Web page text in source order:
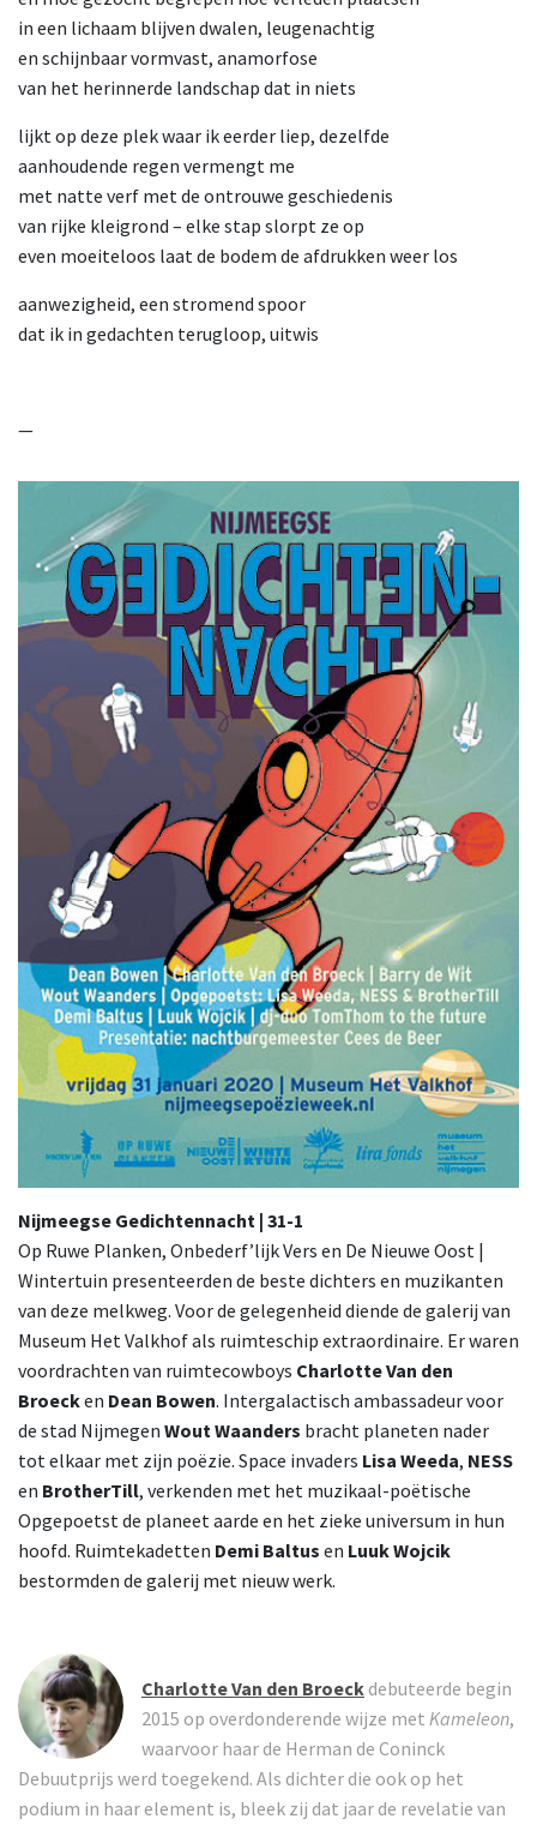
in een lichaam blijven dwalen, leugenachtig
en schijnbaar vormvast, anamorfose
van het herinnerde landschap dat in niets
lijkt op deze plek waar ik eerder liep, dezelfde
aanhoudende regen vermengt me
met natte verf met de ontrouwe geschiedenis
van rijke kleigrond – elke stap slorpt ze op
even moeiteloos laat de bodem de afdrukken weer los
aanwezigheid, een stromend spoor
dat ik in gedachten terugloop, uitwis
—
Nijmeegse Gedichtennacht | 31-1
Op Ruwe Planken, Onbederf’lijk Vers en De Nieuwe Oost |
Wintertuin presenteerden de beste dichters en muzikanten
van deze melkweg. Voor de gelegenheid diende de galerij van
Museum Het Valkhof als ruimteschip extraordinaire. Er waren
voordrachten van ruimtecowboys Charlotte Van den
Broecken Dean Bowen. Intergalactisch ambassadeur voor
de stad Nijmegen Wout Waanders bracht planeten nader
tot elkaar met zijn poëzie. Space invaders Lisa Weeda, NESS
en BrotherTill, verkenden met het muzikaal-poëtische
Opgepoetst de planeet aarde en het zieke universum in hun
hoofd. Ruimtekadetten Demi Baltus en Luuk Wojcik
bestormden de galerij met nieuw werk.
Charlotte Van den Broeck debuteerde begin
2015 op overdonderende wijze met Kameleon,
waarvoor haar de Herman de Coninck
Debuutprijs werd toegekend. Als dichter die ook op het
podium in haar element is, bleek zij dat jaar de revelatie van